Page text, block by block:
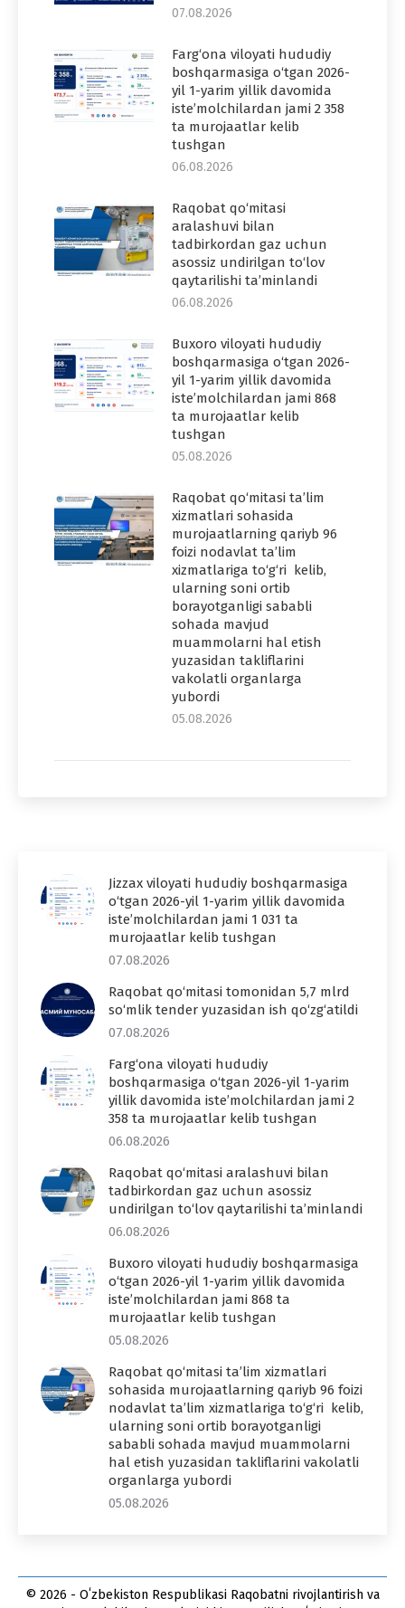
07.08.2026
Farg‘ona viloyati hududiy
boshqarmasiga o‘tgan 2026-
yil 1-yarim yillik davomida
iste’molchilardan jami 2 358
ta murojaatlar kelib
tushgan
06.08.2026
Raqobat qo‘mitasi
aralashuvi bilan
tadbirkordan gaz uchun
asossiz undirilgan to‘lov
qaytarilishi ta’minlandi
06.08.2026
Buxoro viloyati hududiy
boshqarmasiga o‘tgan 2026-
yil 1-yarim yillik davomida
iste’molchilardan jami 868
ta murojaatlar kelib
tushgan
05.08.2026
Raqobat qo‘mitasi ta’lim
xizmatlari sohasida
murojaatlarning qariyb 96
foizi nodavlat ta’lim
xizmatlariga to‘g‘ri kelib,
ularning soni ortib
borayotganligi sababli
sohada mavjud
muammolarni hal etish
yuzasidan takliflarini
vakolatli organlarga
yubordi
05.08.2026
Jizzax viloyati hududiy boshqarmasiga
o‘tgan 2026-yil 1-yarim yillik davomida
iste’molchilardan jami 1 031 ta
murojaatlar kelib tushgan
07.08.2026
Raqobat qo‘mitasi tomonidan 5,7 mlrd
so‘mlik tender yuzasidan ish qo‘zg‘atildi
07.08.2026
Farg‘ona viloyati hududiy
boshqarmasiga o‘tgan 2026-yil 1-yarim
yillik davomida iste’molchilardan jami 2
358 ta murojaatlar kelib tushgan
06.08.2026
Raqobat qo‘mitasi aralashuvi bilan
tadbirkordan gaz uchun asossiz
undirilgan to‘lov qaytarilishi ta’minlandi
06.08.2026
Buxoro viloyati hududiy boshqarmasiga
o‘tgan 2026-yil 1-yarim yillik davomida
iste’molchilardan jami 868 ta
murojaatlar kelib tushgan
05.08.2026
Raqobat qo‘mitasi ta’lim xizmatlari
sohasida murojaatlarning qariyb 96 foizi
nodavlat ta’lim xizmatlariga to‘g‘ri kelib,
ularning soni ortib borayotganligi
sababli sohada mavjud muammolarni
hal etish yuzasidan takliflarini vakolatli
organlarga yubordi
05.08.2026
© 2026 - Oʻzbekiston Respublikasi Raqobatni rivojlantirish va